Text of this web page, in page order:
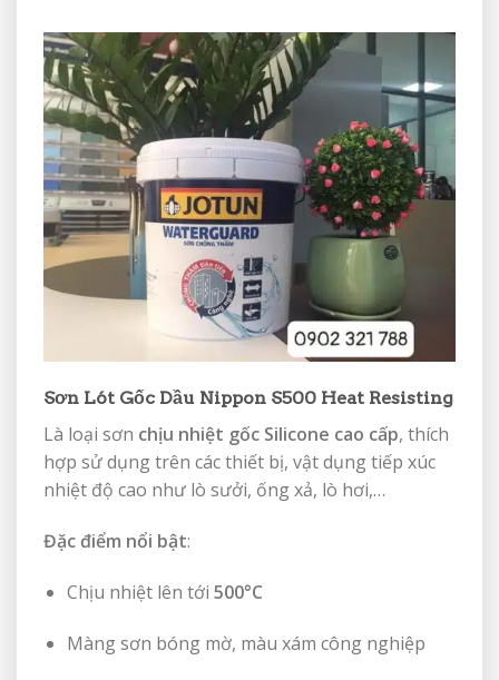
Sơn Lót Gốc Dầu Nippon S500 Heat Resisting
Là loại sơn chịu nhiệt gốc Silicone cao cấp, thích
hợp sử dụng trên các thiết bị, vật dụng tiếp xúc
nhiệt độ cao như lò sưởi, ống xả, lò hơi,…
Đặc điểm nổi bật:
Chịu nhiệt lên tới 500°C
Màng sơn bóng mờ, màu xám công nghiệp